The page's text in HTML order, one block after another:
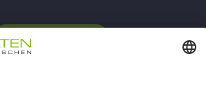
Vertrag widerrufen